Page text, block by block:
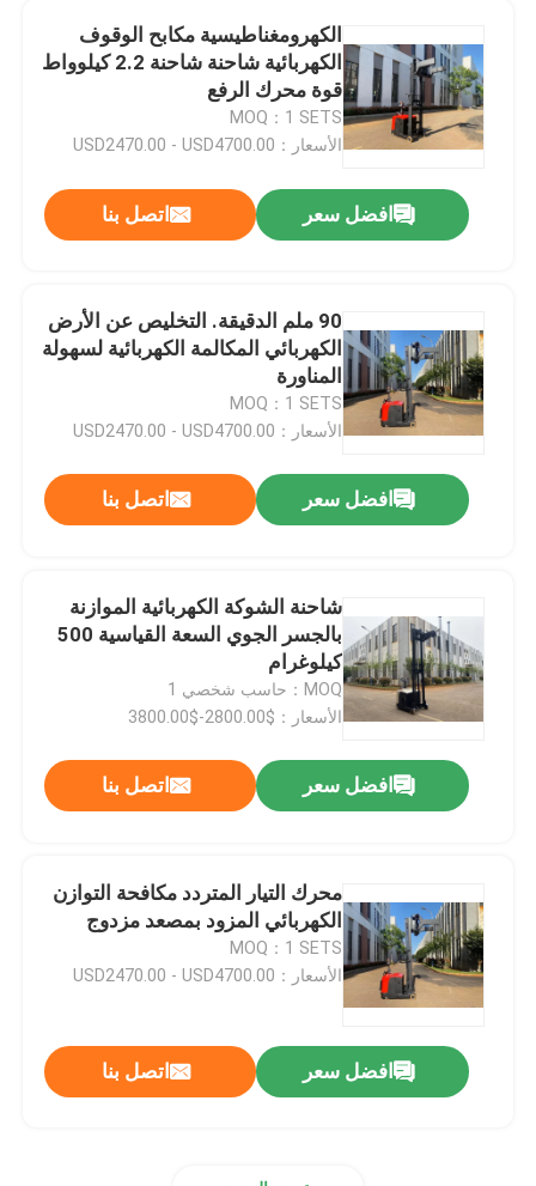
شاحنة رفع مزدوجة
طلب شاحنة شاحنة
المركبة ذاتية التوجيه
الكهرومغناطيسية مكابح الوقوف
الكهربائية شاحنة شاحنة 2.2 كيلوواط
قوة محرك الرفع
MOQ：1 SETS
الأسعار：USD2470.00 - USD4700.00
افضل سعر اتصل بنا
90 ملم الدقيقة. التخليص عن الأرض
الكهربائي المكالمة الكهربائية لسهولة
المناورة
MOQ：1 SETS
الأسعار：USD2470.00 - USD4700.00
افضل سعر اتصل بنا
شاحنة الشوكة الكهربائية الموازنة
بالجسر الجوي السعة القياسية 500
كيلوغرام
MOQ：حاسب شخصي 1
الأسعار：$2800.00-$3800.00
افضل سعر اتصل بنا
محرك التيار المتردد مكافحة التوازن
الكهربائي المزود بمصعد مزدوج
MOQ：1 SETS
الأسعار：USD2470.00 - USD4700.00
افضل سعر اتصل بنا